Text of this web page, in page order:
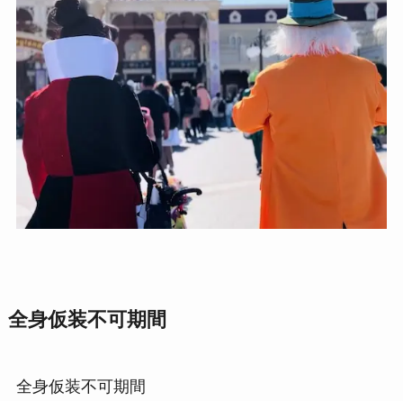
全身仮装不可期間
全身仮装不可期間